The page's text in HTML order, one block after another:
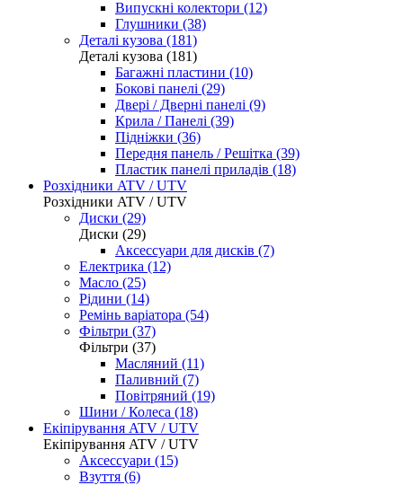
Випускні колектори (12)
Глушники (38)
Деталі кузова (181)
Деталі кузова (181)
Багажні пластини (10)
Бокові панелі (29)
Двері / Дверні панелі (9)
Крила / Панелі (39)
Підніжки (36)
Передня панель / Решітка (39)
Пластик панелі приладів (18)
Розхідники ATV / UTV
Розхідники ATV / UTV
Диски (29)
Диски (29)
Аксессуари для дисків (7)
Електрика (12)
Масло (25)
Рідини (14)
Ремінь варіатора (54)
Фільтри (37)
Фільтри (37)
Масляний (11)
Паливний (7)
Повітряний (19)
Шини / Колеса (18)
Екіпірування ATV / UTV
Екіпірування ATV / UTV
Аксессуари (15)
Взуття (6)